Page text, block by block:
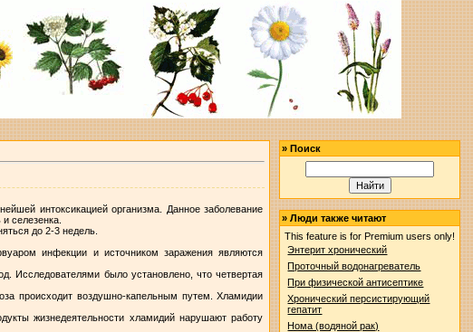
интоксикацией организма. Данное заболевание
селезенка.
до 2-3 недель.
инфекции и источником заражения являются
Исследователями было установлено, что четвертая
происходит воздушно-капельным путем. Хламидии
жизнедеятельности хламидий нарушают работу
»Поиск
»Люди также читают
This feature is for Premium users only!
Энтерит хронический
Проточный водонагреватель
При физической антисептике
Хронический персистирующий
гепатит
Нома (водяной рак)